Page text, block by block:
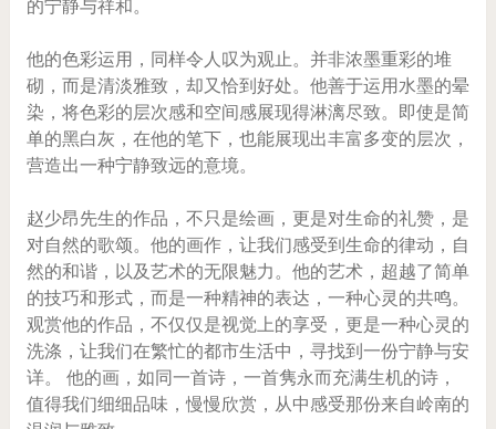
的宁静与祥和。
他的色彩运用，同样令人叹为观止。并非浓墨重彩的堆
砌，而是清淡雅致，却又恰到好处。他善于运用水墨的晕
染，将色彩的层次感和空间感展现得淋漓尽致。即使是简
单的黑白灰，在他的笔下，也能展现出丰富多变的层次，
营造出一种宁静致远的意境。
赵少昂先生的作品，不只是绘画，更是对生命的礼赞，是
对自然的歌颂。他的画作，让我们感受到生命的律动，自
然的和谐，以及艺术的无限魅力。他的艺术，超越了简单
的技巧和形式，而是一种精神的表达，一种心灵的共鸣。
观赏他的作品，不仅仅是视觉上的享受，更是一种心灵的
洗涤，让我们在繁忙的都市生活中，寻找到一份宁静与安
详。 他的画，如同一首诗，一首隽永而充满生机的诗，
值得我们细细品味，慢慢欣赏，从中感受那份来自岭南的